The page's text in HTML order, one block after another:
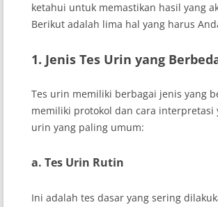
ketahui untuk memastikan hasil yang
Berikut adalah lima hal yang harus
1. Jenis Tes Urin yang
Tes urin memiliki berbagai jenis yang
memiliki protokol dan cara
urin yang paling umum:
a. Tes Urin Rutin
Ini adalah tes dasar yang sering